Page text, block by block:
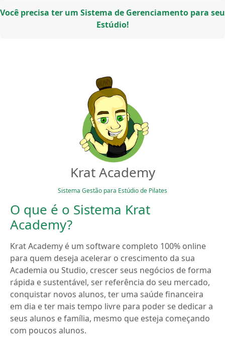
Você precisa ter um Sistema de Gerenciamento para seu
Estúdio!
Krat Academy
Sistema Gestão para Estúdio de Pilates
O que é o Sistema Krat
Academy?
Krat Academy é um software completo 100% online
para quem deseja acelerar o crescimento da sua
Academia ou Studio, crescer seus negócios de forma
rápida e sustentável, ser referência do seu mercado,
conquistar novos alunos, ter uma saúde financeira
em dia e ter mais tempo livre para poder se dedicar a
seus alunos e família, mesmo que esteja começando
com poucos alunos.